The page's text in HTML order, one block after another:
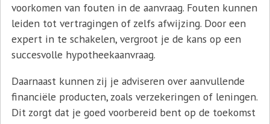
voorkomen van fouten in de aanvraag. Fouten kunnen
leiden tot vertragingen of zelfs afwijzing. Door een
expert in te schakelen, vergroot je de kans op een
succesvolle hypotheekaanvraag.
Daarnaast kunnen zij je adviseren over aanvullende
financiële producten, zoals verzekeringen of leningen.
Dit zorgt dat je goed voorbereid bent op de toekomst